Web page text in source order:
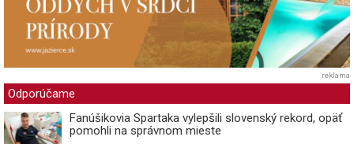
reklama
Odporúčame
Fanúšikovia Spartaka vylepšili slovenský rekord, opäť
pomohli na správnom mieste